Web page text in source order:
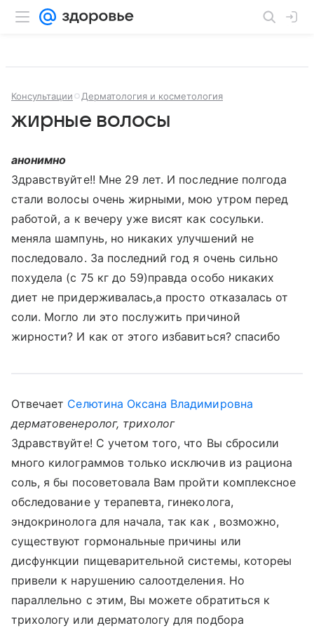
Консультации Дерматология и косметология
жирные волосы
анонимно
Здравствуйте!! Мне 29 лет. И последние полгода
стали волосы очень жирными, мою утром перед
работой, а к вечеру уже висят как сосульки.
меняла шампунь, но никаких улучшений не
последовало. За последний год я очень сильно
похудела (с 75 кг до 59)правда особо никаких
диет не придерживалась,а просто отказалась от
соли. Могло ли это послужить причиной
жирности? И как от этого избавиться? спасибо
Отвечает Селютина Оксана Владимировна
дерматовенеролог, трихолог
Здравствуйте! С учетом того, что Вы сбросили
много килограммов только исключив из рациона
соль, я бы посоветовала Вам пройти комплексное
обследование у терапевта, гинеколога,
эндокринолога для начала, так как , возможно,
существуют гормональные причины или
дисфункции пищеварительной системы, котореы
привели к нарушению салоотделения. Но
параллельно с этим, Вы можете обратиться к
трихологу или дерматологу для подбора